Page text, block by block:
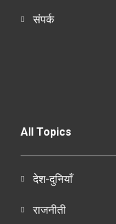
संपर्क
All Topics
देश-दुनियाँ
राजनीती